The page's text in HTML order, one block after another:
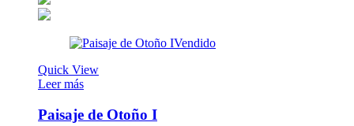
Vendido
Quick View
Leer más
Paisaje de Otoño I